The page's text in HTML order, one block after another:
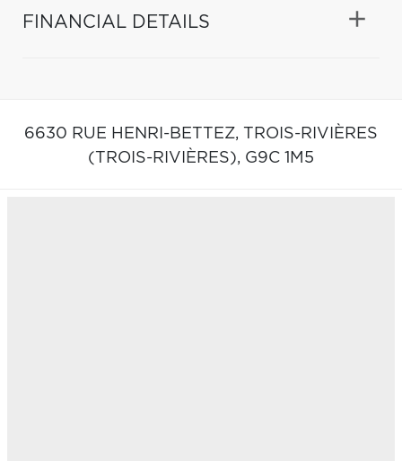
FINANCIAL DETAILS
6630 RUE HENRI-BETTEZ, TROIS-RIVIÈRES
(TROIS-RIVIÈRES), G9C 1M5